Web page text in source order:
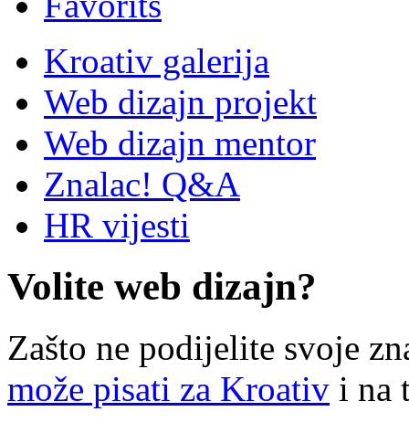
Kroativ galerija
Web dizajn projekt
Web dizajn mentor
Znalac! Q&A
HR vijesti
Volite web dizajn?
Zašto ne podijelite svoje
može pisati za Kroativ i na